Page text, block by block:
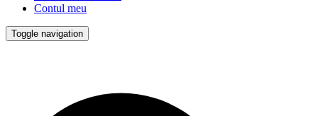
Contul meu
Toggle navigation